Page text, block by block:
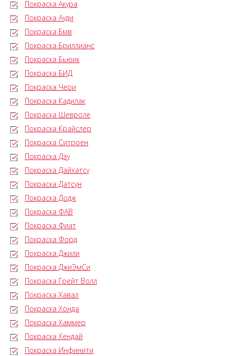
Покраска Акура
Покраска Ауди
Покраска Бмв
Покраска Бриллианс
Покраска Бьюик
Покраска БИД
Покраска Чери
Покраска Кадилак
Покраска Шевроле
Покраска Крайслер
Покраска Ситроен
Покраска Дэу
Покраска Дайхатсу
Покраска Датсун
Покраска Додж
Покраска ФАВ
Покраска Фиат
Покраска Форд
Покраска Джили
Покраска ДжиЭмСи
Покраска Грейт Волл
Покраска Хавал
Покраска Хонда
Покраска Хаммер
Покраска Хендай
Покраска Инфинити